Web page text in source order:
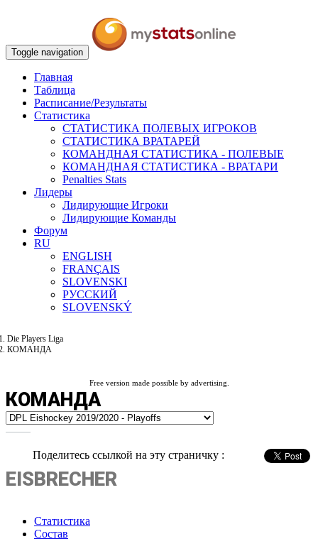
Toggle navigation
Главная
Таблица
Расписание/Результаты
Статистика
СТАТИСТИКА ПОЛЕВЫХ ИГРОКОВ
СТАТИСТИКА ВРАТАРЕЙ
КОМАНДНАЯ СТАТИСТИКА - ПОЛЕВЫЕ
КОМАНДНАЯ СТАТИСТИКА - ВРАТАРИ
Penalties Stats
Лидеры
Лидирующие Игроки
Лидирующие Команды
Форум
RU
ENGLISH
FRANÇAIS
SLOVENSKI
РУССКИЙ
SLOVENSKÝ
Die Players Liga
КОМАНДА
Free version made possible by advertising.
КОМАНДА
Поделитесь ссылкой на эту страничку :
EISBRECHER
Статистика
Состав